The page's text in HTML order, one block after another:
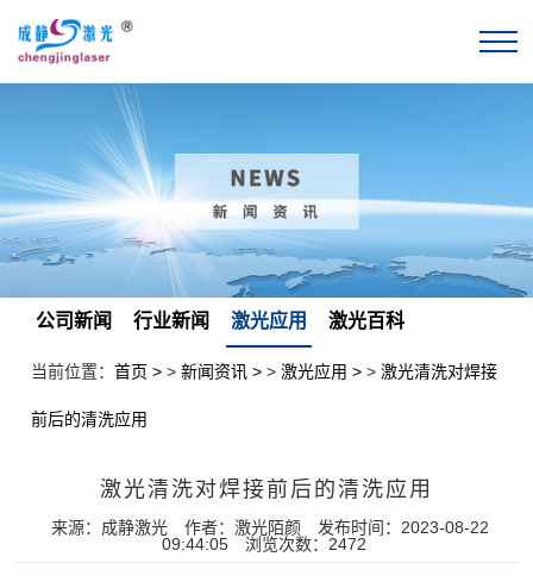
公司新闻 行业新闻 激光应用 激光百科
当前位置：首页 >新闻资讯 >激光应用 >激光清洗对焊接
前后的清洗应用
激光清洗对焊接前后的清洗应用
来源：成静激光 作者：激光陌颜
发布时间：2023-08-22
09:44:05
浏览次数：2472